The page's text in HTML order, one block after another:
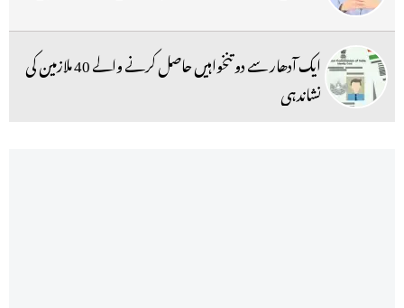
ایک آدھار سے دو تنخواہیں حاصل کرنے والے 40 ملازمین کی
نشاندہی